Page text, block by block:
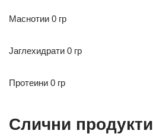
Маснотии 0 гр
Јаглехидрати 0 гр
Протеини 0 гр
Слични продукти